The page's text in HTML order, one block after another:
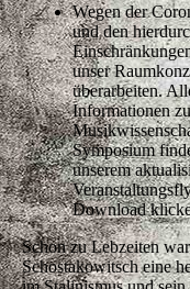
Wegen der
und den
unser
überarbeiten.
Informationen
Symposium
unserem
Download
Schon zu Lebzeiten
Schostakowitsch eine